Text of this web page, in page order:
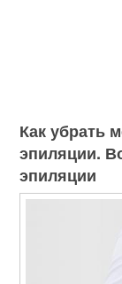
Как убрать
эпиляции.
эпиляции